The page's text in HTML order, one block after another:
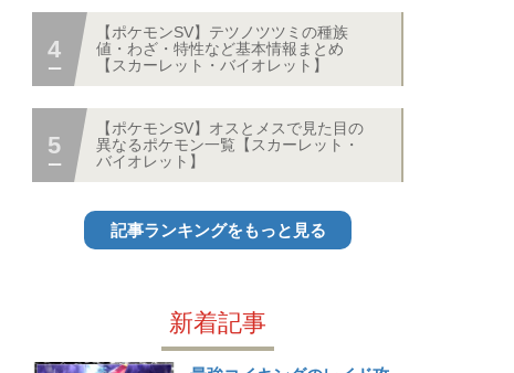
【ポケモンSV】テツノツツミの種族
値・わざ・特性など基本情報まとめ
【スカーレット・バイオレット】
【ポケモンSV】オスとメスで見た目の
異なるポケモン一覧【スカーレット・
バイオレット】
記事ランキングをもっと見る
新着記事